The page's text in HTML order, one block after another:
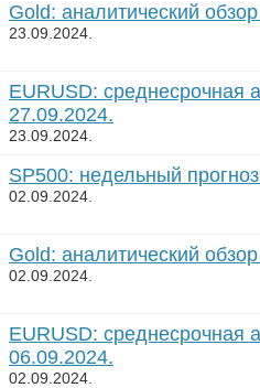
Gold: аналитический
23.09.2024.
EURUSD: среднесрочная
27.09.2024.
23.09.2024.
SP500: недельный
02.09.2024.
Gold: аналитический
02.09.2024.
EURUSD: среднесрочная
06.09.2024.
02.09.2024.